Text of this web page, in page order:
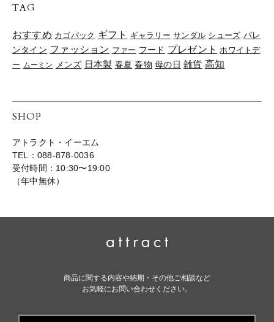
TAG
おすすめ カゴバック ギフト ギャラリー サンダル シューズ バレ
ンタイン ファッション ファー フード プレゼント ホワイトデ
ー ムーミン メンズ 日本製 春夏 春物 母の日 雑貨 高知
SHOP
アトラクト・イーエム
TEL：088-878-0036
受付時間：10:30〜19:00
（年中無休）
商品に関する内容や納期・その他ご相談など
お気軽にお問い合わせください。